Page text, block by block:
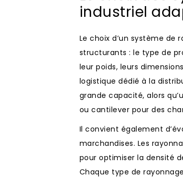
industriel
Le choix d’un système de
structurants : le type de
leur poids, leurs
logistique dédié à la
grande capacité, alors
ou cantilever pour des
Il convient également
marchandises. Les
pour optimiser la densité
Chaque type de